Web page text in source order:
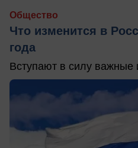
Общество
Что изменится в
года
Вступают в силу важные